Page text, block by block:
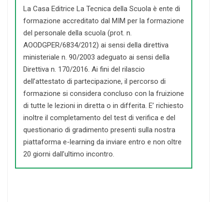
La Casa Editrice La Tecnica della Scuola è ente di
formazione accreditato dal MIM per la formazione
del personale della scuola (prot. n.
AOODGPER/6834/2012) ai sensi della direttiva
ministeriale n. 90/2003 adeguato ai sensi della
Direttiva n. 170/2016. Ai fini del rilascio
dell’attestato di partecipazione, il percorso di
formazione si considera concluso con la fruizione
di tutte le lezioni in diretta o in differita. E’ richiesto
inoltre il completamento del test di verifica e del
questionario di gradimento presenti sulla nostra
piattaforma e-learning da inviare entro e non oltre
20 giorni dall’ultimo incontro.